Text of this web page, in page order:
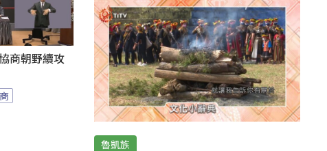
商朝野續攻
魯凱族